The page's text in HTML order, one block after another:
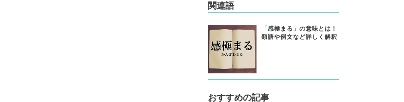
関連語
「感極まる」の意味とは！
類語や例文など詳しく解釈
おすすめの記事